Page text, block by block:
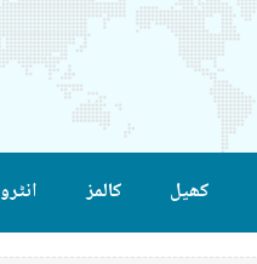
کھیل کالمز